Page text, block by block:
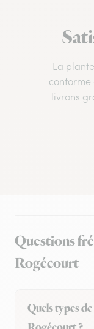
La
conforme
livrons
Questions
Rogécourt
Quels types